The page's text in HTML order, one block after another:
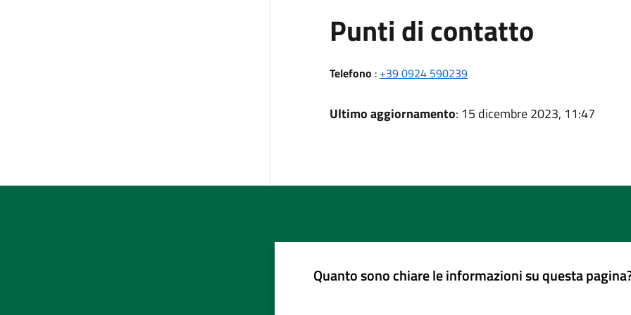
Punti di contatto
Telefono : +39 0924 590239
Ultimo aggiornamento: 15 dicembre 2023, 11:47
Quanto sono chiare le informazioni su questa